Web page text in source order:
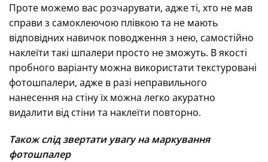
Проте можемо вас розчарувати, адже ті, хто не мав
справи з самоклеючою плівкою та не мають
відповідних навичок поводження з нею, самостійно
наклеїти такі шпалери просто не зможуть. В якості
пробного варіанту можна використати текстуровані
фотошпалери, адже в разі неправильного
нанесення на стіну їх можна легко акуратно
видалити від стіни та наклеїти повторно.
Також слід звертати увагу на маркування
фотошпалер